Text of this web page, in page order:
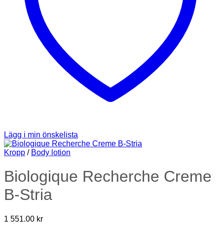
Lägg i min önskelista
Kropp / Body lotion
Biologique Recherche Creme
B-Stria
1 551.00 kr